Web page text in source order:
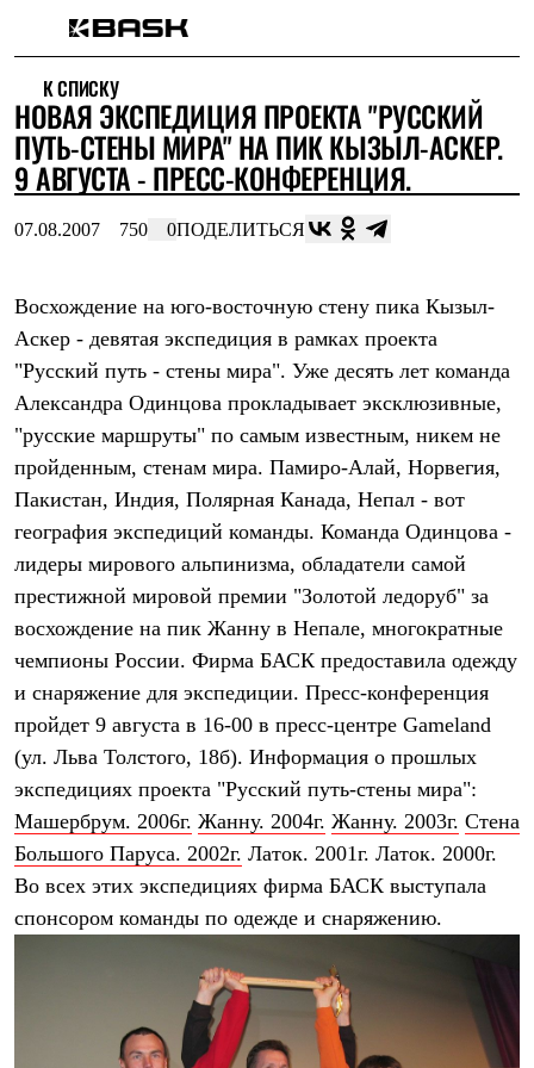
Интернет-магазин
Мужская одежда
Утепленная пухом
Куртки
Брюки
Комбинезоны
Штормовая одежда
Куртки
Брюки
Софтшелл одежда
Куртки
Брюки
Флисовая одежда
Куртки
Брюки
Термобелье
Теплое термобелье
Среднее термобелье
Легкое термобелье
Лёгкая одежда
Футболки
Толстовки
Брюки
Шорты
Женская одежда
Утепленная пухом
Куртки
Брюки
Жилеты
Утепленная синтетикой
Брюки
Лёгкая одежда
К СПИСКУ
НОВАЯ ЭКСПЕДИЦИЯ ПРОЕКТА "РУССКИЙ
ПУТЬ-СТЕНЫ МИРА" НА ПИК КЫЗЫЛ-АСКЕР.
9 АВГУСТА - ПРЕСС-КОНФЕРЕНЦИЯ.
07.08.2007 750 0ПОДЕЛИТЬСЯ
Восхождение на юго-восточную стену пика Кызыл-
Аскер - девятая экспедиция в рамках проекта
"Русский путь - стены мира". Уже десять лет команда
Александра Одинцова прокладывает эксклюзивные,
"русские маршруты" по самым известным, никем не
пройденным, стенам мира. Памиро-Алай, Норвегия,
Пакистан, Индия, Полярная Канада, Непал - вот
география экспедиций команды. Команда Одинцова -
лидеры мирового альпинизма, обладатели самой
престижной мировой премии "Золотой ледоруб" за
восхождение на пик Жанну в Непале, многократные
чемпионы России. Фирма БАСК предоставила одежду
и снаряжение для экспедиции. Пресс-конференция
пройдет 9 августа в 16-00 в пресс-центре Gameland
(ул. Льва Толстого, 18б). Информация о прошлых
экспедициях проекта "Русский путь-стены мира":
Машербрум. 2006г. Жанну. 2004г. Жанну. 2003г. Стена
Большого Паруса. 2002г. Латок. 2001г. Латок. 2000г.
Во всех этих экспедициях фирма БАСК выступала
спонсором команды по одежде и снаряжению.